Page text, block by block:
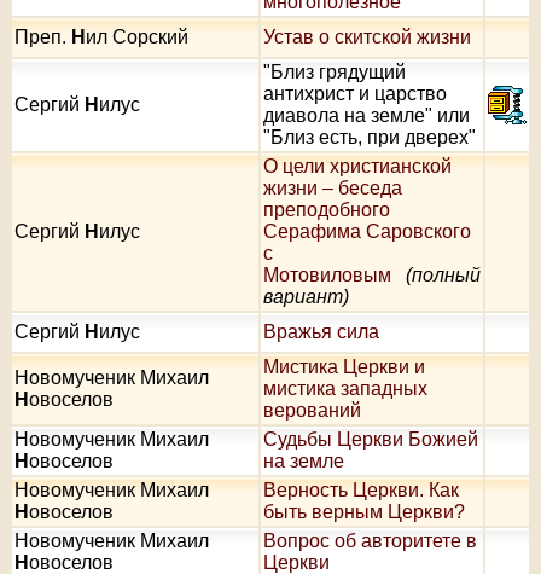
Преп. Н ил Сорский Устав о скитской жизни
Сергий Н илус
"Близ грядущий
антихрист и царство
диавола на земле" или
"Близ есть, при дверех"
Сергий Н илус
О цели христианской
жизни – беседа
преподобного
Серафима Саровского
с
Мотовиловым (полный
вариант)
Сергий Н илус Вражья сила
Новомученик Михаил
Новоселов
Мистика Церкви и
мистика западных
верований
Новомученик Михаил
Новоселов
Судьбы Церкви Божией
на земле
Новомученик Михаил
Новоселов
Верность Церкви. Как
быть верным Церкви?
Новомученик Михаил
Новоселов
Вопрос об авторитете в
Церкви